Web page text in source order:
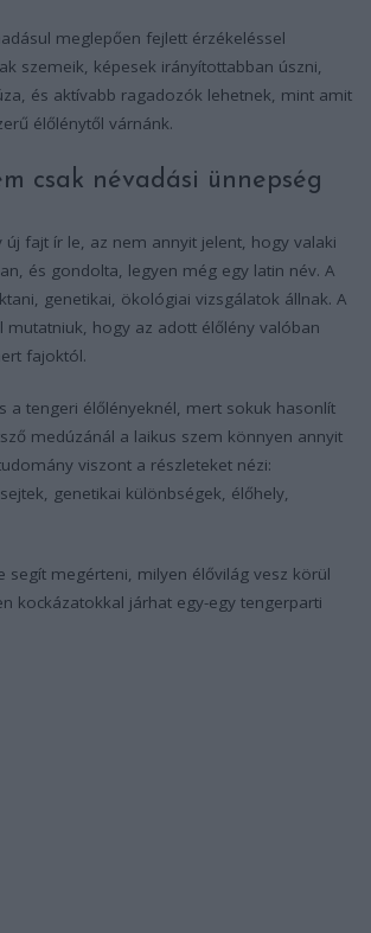
meglepően fejlett érzékeléssel
szemeik, képesek irányítottabban úszni,
és aktívabb ragadozók lehetnek, mint amit
élőlénytől várnánk.
csak névadási ünnepség
fajt ír le, az nem annyit jelent, hogy valaki
és gondolta, legyen még egy latin név. A
genetikai, ökológiai vizsgálatok állnak. A
mutatniuk, hogy az adott élőlény valóban
fajoktól.
a tengeri élőlényeknél, mert sokuk hasonlít
medúzánál a laikus szem könnyen annyit
viszont a részleteket nézi:
genetikai különbségek, élőhely,
segít megérteni, milyen élővilág vesz körül
kockázatokkal járhat egy-egy tengerparti